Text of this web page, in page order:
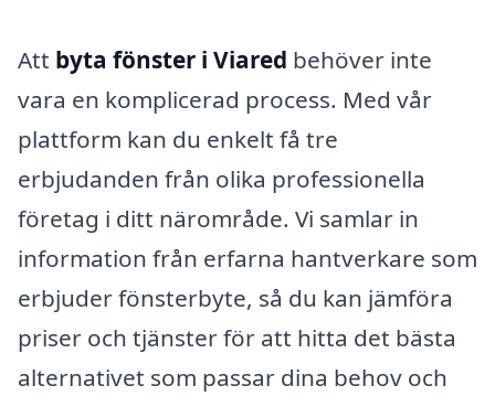
Att byta fönster i Viared behöver inte
vara en komplicerad process. Med vår
plattform kan du enkelt få tre
erbjudanden från olika professionella
företag i ditt närområde. Vi samlar in
information från erfarna hantverkare som
erbjuder fönsterbyte, så du kan jämföra
priser och tjänster för att hitta det bästa
alternativet som passar dina behov och